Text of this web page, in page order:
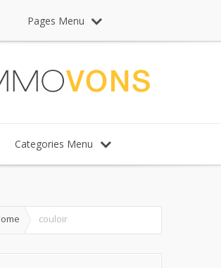
Pages Menu
Categories Menu
couloir